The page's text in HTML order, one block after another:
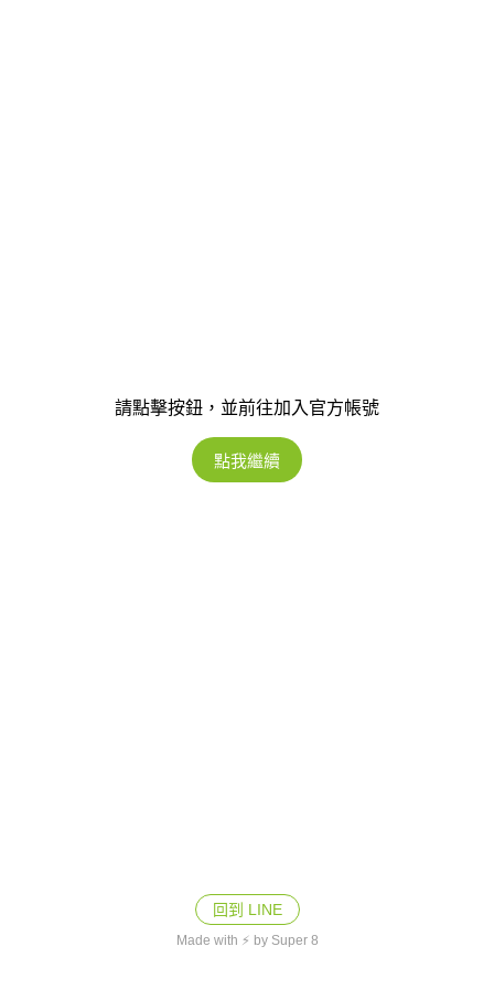
請點擊按鈕，並前往加入官方帳號
點我繼續
回到 LINE
Made with ⚡ by Super 8